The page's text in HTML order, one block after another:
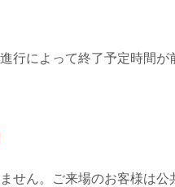
行によって終了予定時間
せん。ご来場のお客様は公